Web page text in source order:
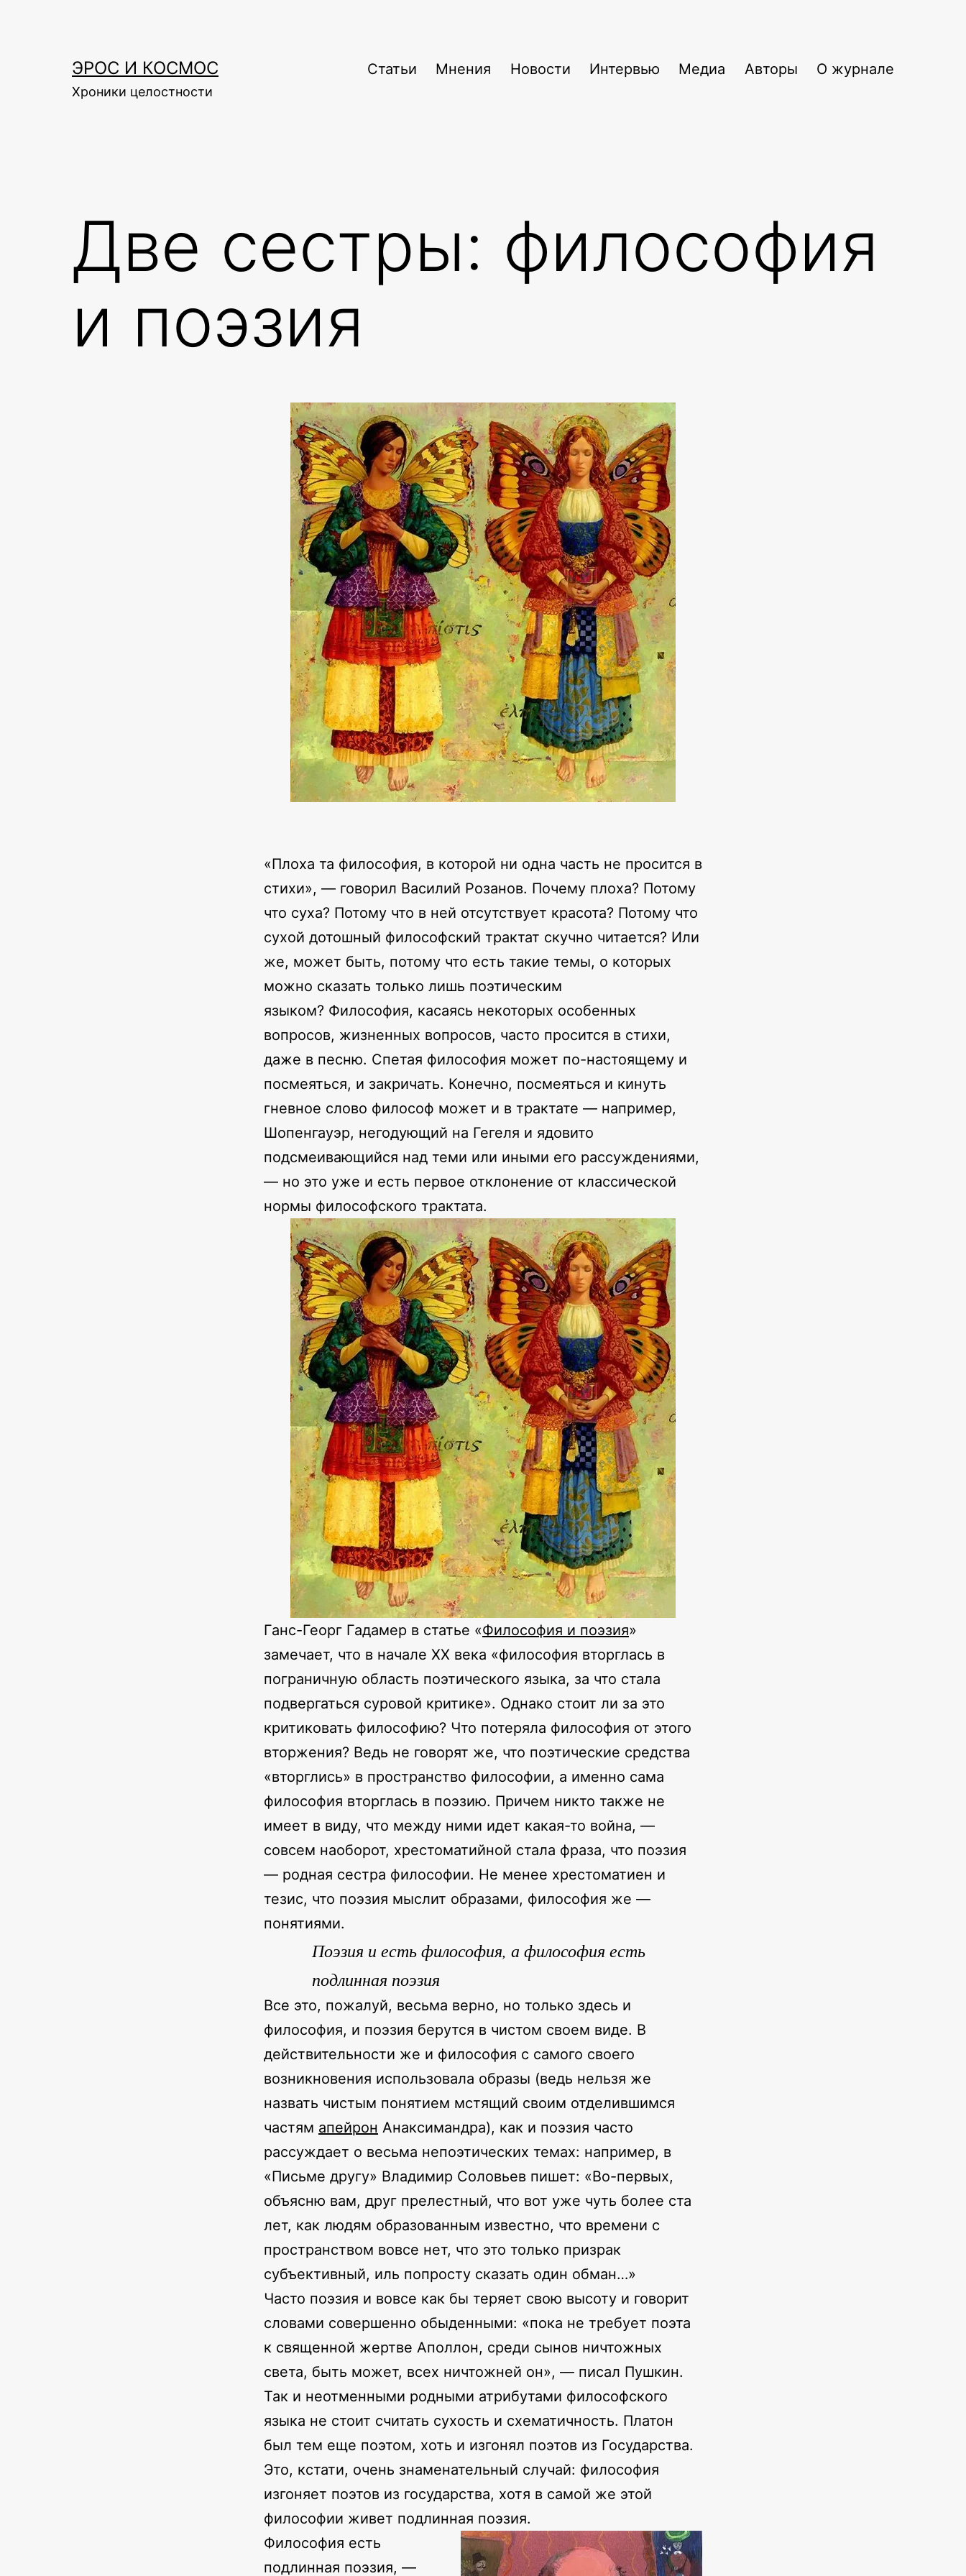
ЭРОС И КОСМОС
Хроники целостности
Статьи Мнения Новости Интервью Медиа Авторы О журнале
Две сестры: философия
и поэзия
«Плоха та философия, в которой ни одна часть не просится в
стихи», — говорил Василий Розанов. Почему плоха? Потому
что суха? Потому что в ней отсутствует красота? Потому что
сухой дотошный философский трактат скучно читается? Или
же, может быть, потому что есть такие темы, о которых
можно сказать только лишь поэтическим
языком? Философия, касаясь некоторых особенных
вопросов, жизненных вопросов, часто просится в стихи,
даже в песню. Спетая философия может по-настоящему и
посмеяться, и закричать. Конечно, посмеяться и кинуть
гневное слово философ может и в трактате — например,
Шопенгауэр, негодующий на Гегеля и ядовито
подсмеивающийся над теми или иными его рассуждениями,
— но это уже и есть первое отклонение от классической
нормы философского трактата.
Ганс-Георг Гадамер в статье «Философия и поэзия»
замечает, что в начале XX века «философия вторглась в
пограничную область поэтического языка, за что стала
подвергаться суровой критике». Однако стоит ли за это
критиковать философию? Что потеряла философия от этого
вторжения? Ведь не говорят же, что поэтические средства
«вторглись» в пространство философии, а именно сама
философия вторглась в поэзию. Причем никто также не
имеет в виду, что между ними идет какая-то война, —
совсем наоборот, хрестоматийной стала фраза, что поэзия
— родная сестра философии. Не менее хрестоматиен и
тезис, что поэзия мыслит образами, философия же —
понятиями.
Поэзия и есть философия, а философия есть
подлинная поэзия
Все это, пожалуй, весьма верно, но только здесь и
философия, и поэзия берутся в чистом своем виде. В
действительности же и философия с самого своего
возникновения использовала образы (ведь нельзя же
назвать чистым понятием мстящий своим отделившимся
частям апейрон Анаксимандра), как и поэзия часто
рассуждает о весьма непоэтических темах: например, в
«Письме другу» Владимир Соловьев пишет: «Во-первых,
объясню вам, друг прелестный, что вот уже чуть более ста
лет, как людям образованным известно, что времени с
пространством вовсе нет, что это только призрак
субъективный, иль попросту сказать один обман…»
Часто поэзия и вовсе как бы теряет свою высоту и говорит
словами совершенно обыденными: «пока не требует поэта
к священной жертве Аполлон, среди сынов ничтожных
света, быть может, всех ничтожней он», — писал Пушкин.
Так и неотменными родными атрибутами философского
языка не стоит считать сухость и схематичность. Платон
был тем еще поэтом, хоть и изгонял поэтов из Государства.
Это, кстати, очень знаменательный случай: философия
изгоняет поэтов из государства, хотя в самой же этой
философии живет подлинная поэзия.
Философия есть
подлинная поэзия, —